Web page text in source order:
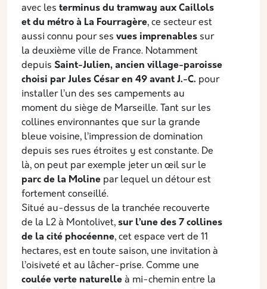
avec les terminus du tramway aux Caillols
et du métro à La Fourragère, ce secteur est
aussi connu pour ses vues imprenables sur
la deuxième ville de France. Notamment
depuis Saint-Julien, ancien village-paroisse
choisi par Jules César en 49 avant J.-C. pour
installer l’un des ses campements au
moment du siège de Marseille. Tant sur les
collines environnantes que sur la grande
bleue voisine, l’impression de domination
depuis ses rues étroites y est constante. De
là, on peut par exemple jeter un œil sur le
parc de la Moline par lequel un détour est
fortement conseillé.
Situé au-dessus de la tranchée recouverte
de la L2 à Montolivet, sur l’une des 7 collines
de la cité phocéenne, cet espace vert de 11
hectares, est en toute saison, une invitation à
l’oisiveté et au lâcher-prise. Comme une
coulée verte naturelle à mi-chemin entre la